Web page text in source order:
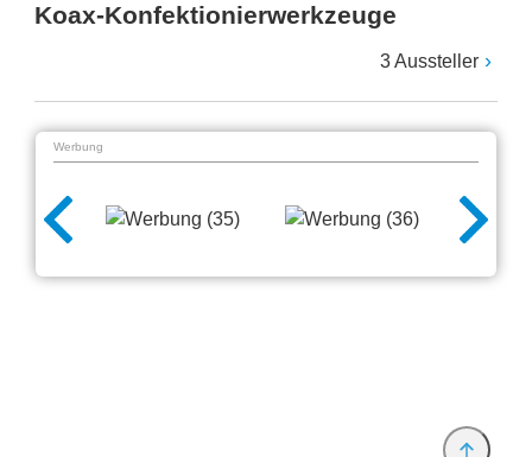
Koax-Konfektionierwerkzeuge
3 Aussteller
Werbung